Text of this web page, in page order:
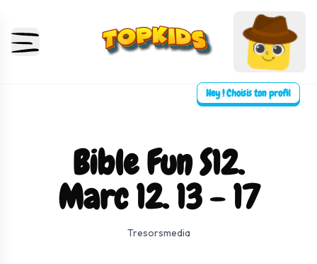
Hey ! Choisis ton profil
Bible Fun S12.
Marc 12. 13 - 17
Tresorsmedia
0:00